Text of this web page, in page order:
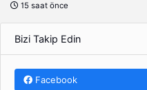
15 saat önce
Bizi Takip Edin
Facebook